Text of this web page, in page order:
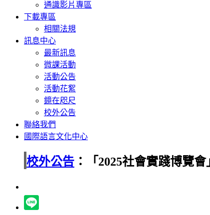
通識影片專區
下載專區
相關法規
訊息中心
最新訊息
微課活動
活動公告
活動花絮
鏡在咫尺
校外公告
聯絡我們
國際語言文化中心
校外公告 ：「2025社會實踐博覽